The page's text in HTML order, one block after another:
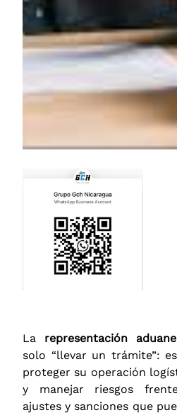
La representación
solo “llevar un trámite”:
proteger su operación
y manejar riesgos
ajustes y sanciones que